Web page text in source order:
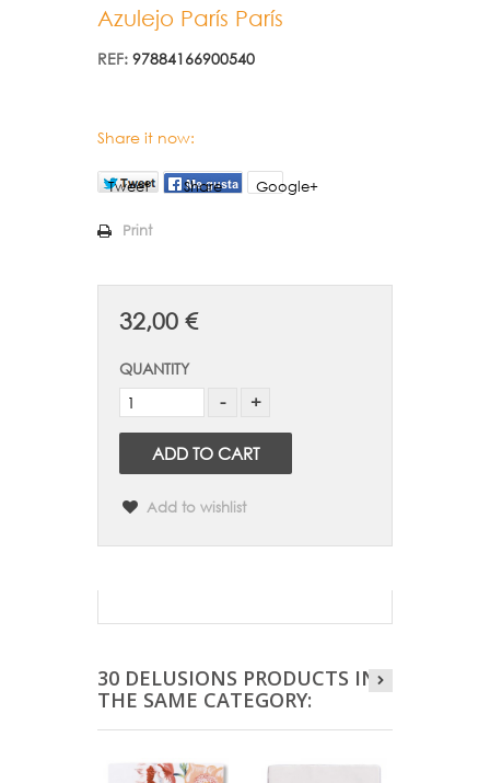
Azulejo París París
REF: 97884166900540
Share it now:
Tweet Share Google+
Print
32,00 €
QUANTITY
ADD TO CART
Add to wishlist
30 DELUSIONS PRODUCTS IN
THE SAME CATEGORY: